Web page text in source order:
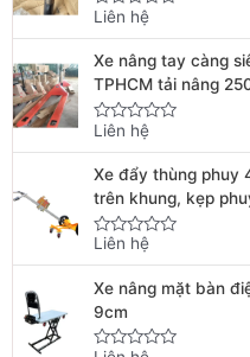
Rated
0
out
of
5
Liên hệ
Xe nâng tay càng
TPHCM tải nâng
Rated
0
of
5
Liên hệ
Xe đẩy thùng phuy
trên khung, kẹp
Rated
0
of
5
Liên hệ
Xe nâng mặt bàn
9cm